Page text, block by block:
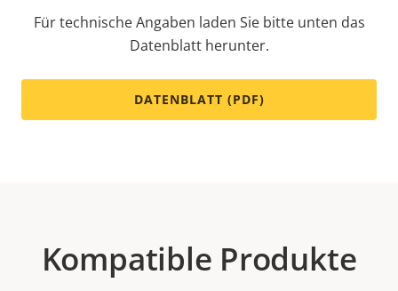
Für technische Angaben laden Sie bitte unten das
Datenblatt herunter.
DATENBLATT (PDF)
Kompatible Produkte